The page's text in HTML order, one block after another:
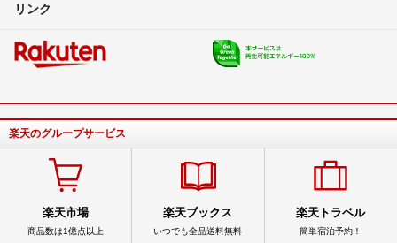
リンク
楽天のグループサービス
楽天市場
商品数は1億点以上
楽天ブックス
いつでも全品送料無料
楽天トラベル
簡単宿泊予約！